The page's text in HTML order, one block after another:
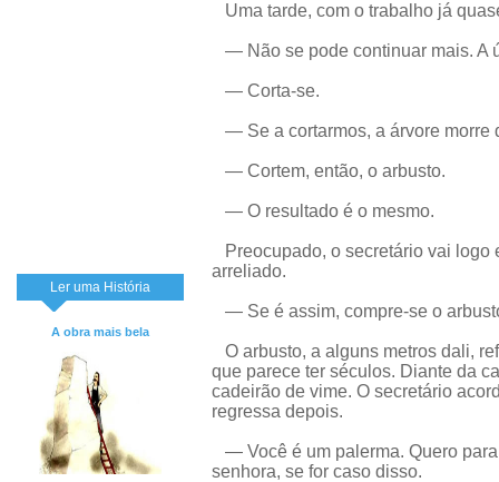
Ler uma História
A obra mais bela
Uma tarde, com o trabalho já
— Não se pode continuar mais. A
— Corta-se.
— Se a cortarmos, a árvore morre
— Cortem, então, o arbusto.
— O resultado é o mesmo.
Preocupado, o secretário vai logo
arreliado.
— Se é assim, compre-se o
O arbusto, a alguns metros dali,
que parece ter séculos. Diante da
cadeirão de vime. O secretário
regressa depois.
— Você é um palerma. Quero
senhora, se for caso disso.